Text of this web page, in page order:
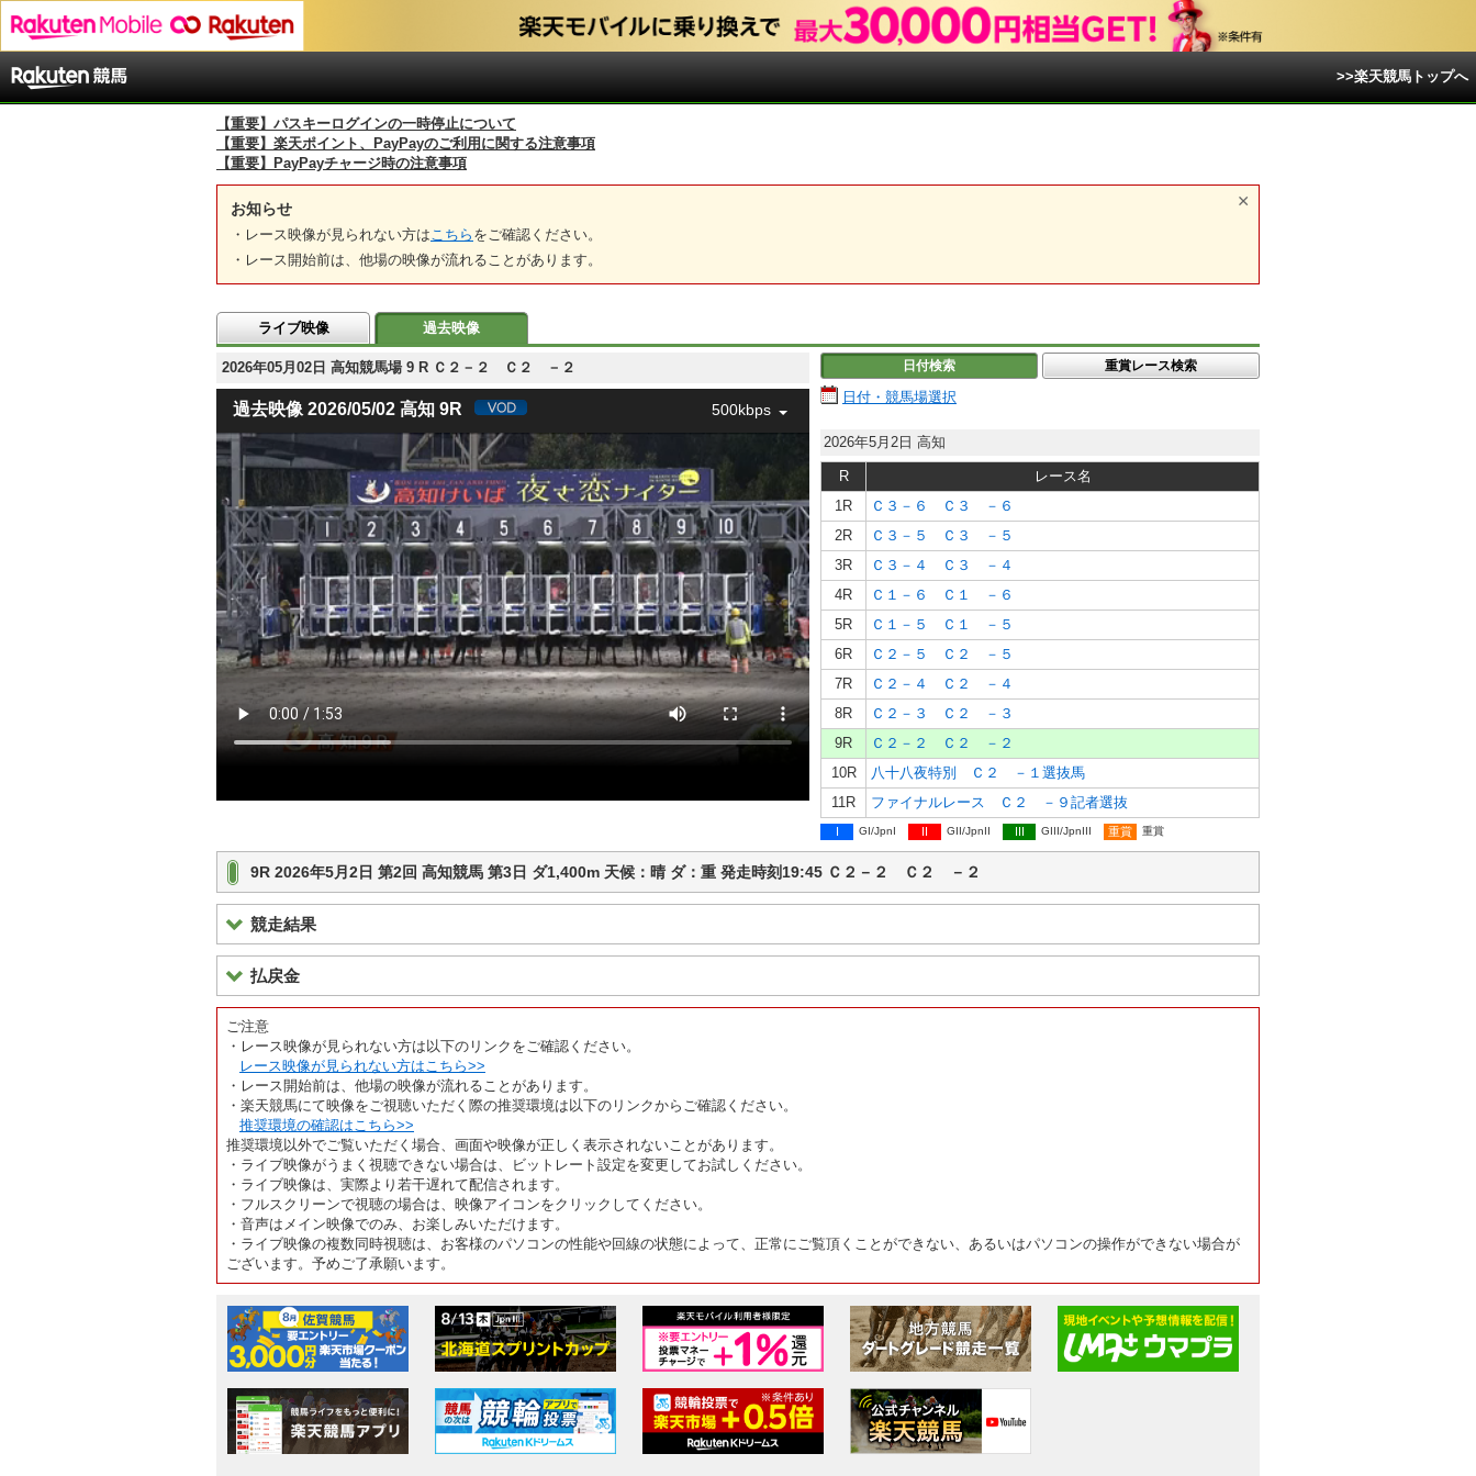
>>楽天競馬トップへ
【重要】パスキーログインの一時停止について
【重要】楽天ポイント、PayPayのご利用に関する注意事項
【重要】PayPayチャージ時の注意事項
お知らせ
・レース映像が見られない方は こちら をご確認ください。
・レース開始前は、他場の映像が流れることがあります。
ライブ映像 過去映像
2026年05月02日 高知競馬場 9 R Ｃ２－２ Ｃ２ －２
過去映像 2026/05/02 高知 9R 500kbps
日付検索 重賞レース検索
日付・競馬場選択
2026年5月2日 高知
R
レース名
1R
Ｃ３－６ Ｃ３ －６
2R
Ｃ３－５ Ｃ３ －５
3R
Ｃ３－４ Ｃ３ －４
4R
Ｃ１－６ Ｃ１ －６
5R
Ｃ１－５ Ｃ１ －５
6R
Ｃ２－５ Ｃ２ －５
7R
Ｃ２－４ Ｃ２ －４
8R
Ｃ２－３ Ｃ２ －３
9R
Ｃ２－２ Ｃ２ －２
10R
八十八夜特別 Ｃ２ －１選抜馬
11R
ファイナルレース Ｃ２ －９記者選抜
I GI/JpnI II GII/JpnII III GIII/JpnIII 重賞 重賞
9R 2026年5月2日 第2回 高知競馬 第3日 ダ1,400m 天候：晴 ダ：重 発走時刻19:45 Ｃ２－２ Ｃ２ －２
競走結果
払戻金
ご注意
・レース映像が見られない方は以下のリンクをご確認ください。
レース映像が見られない方はこちら>>
・レース開始前は、他場の映像が流れることがあります。
・楽天競馬にて映像をご視聴いただく際の推奨環境は以下のリンクからご確認ください。
推奨環境の確認はこちら>>
推奨環境以外でご覧いただく場合、画面や映像が正しく表示されないことがあります。
・ライブ映像がうまく視聴できない場合は、ビットレート設定を変更してお試しください。
・ライブ映像は、実際より若干遅れて配信されます。
・フルスクリーンで視聴の場合は、映像アイコンをクリックしてください。
・音声はメイン映像でのみ、お楽しみいただけます。
・ライブ映像の複数同時視聴は、お客様のパソコンの性能や回線の状態によって、正常にご覧頂くことができない、あるいはパソコンの操作ができない場合が
ございます。予めご了承願います。